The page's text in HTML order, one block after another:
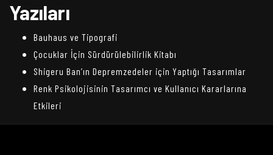
Yazıları
Bauhaus ve Tipografi
Çocuklar İçin Sürdürülebilirlik Kitabı
Shigeru Ban’ın Depremzedeler için Yaptığı Tasarımlar
Renk Psikolojisinin Tasarımcı ve Kullanıcı Kararlarına
Etkileri